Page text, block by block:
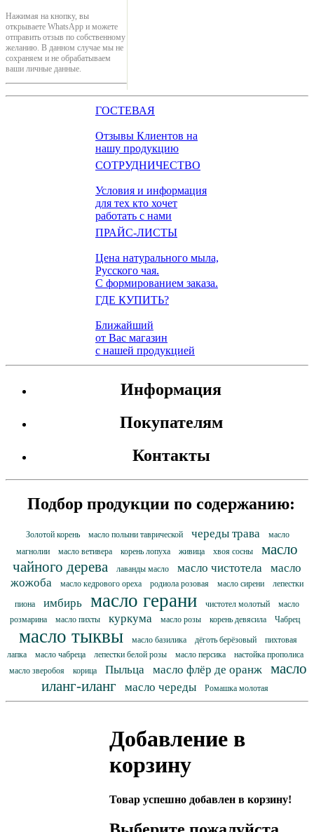
Нажимая на кнопку, вы
открываете WhatsApp и можете
отправить отзыв по собственному
желанию. В данном случае мы не
сохраняем и не обрабатываем
ваши личные данные.
ГОСТЕВАЯ
Отзывы Клиентов на
нашу продукцию
СОТРУДНИЧЕСТВО
Условия и информация
для тех кто хочет
работать с нами
ПРАЙС-ЛИСТЫ
Цена натурального мыла,
Русского чая.
С формированием заказа.
ГДЕ КУПИТЬ?
Ближайший
от Вас магазин
с нашей продукцией
Информация
Покупателям
Контакты
Подбор продукции по содержанию:
Золотой корень масло полыни таврической череды трава
масло
магнолии
масло ветивера корень лопуха живица хвоя сосны
масло
чайного дерева
лаванды масло масло чистотела
масло
жожоба
масло кедрового ореха родиола розовая масло сирени лепестки
пиона имбирь масло герани чистотел молотый
масло
розмарина
масло пихты куркума масло розы корень девясила Чабрец
масло тыквы масло базилика дёготь берёзовый
пихтовая
лапка
масло чабреца лепестки белой розы масло персика
настойка прополиса
масло зверобоя
корица Пыльца масло флёр де оранж
масло
иланг-иланг
масло череды Ромашка молотая
Добавление в
корзину
Товар успешно добавлен в корзину!